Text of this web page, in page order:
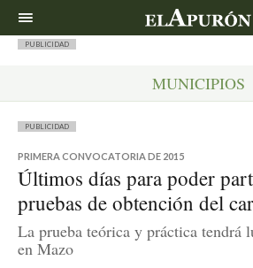
PUBLICIDAD
MUNICIPIOS
PUBLICIDAD
PRIMERA CONVOCATORIA DE 2015
Últimos días para poder
pruebas de obtención del
La prueba teórica y práctica tendrá
en Mazo